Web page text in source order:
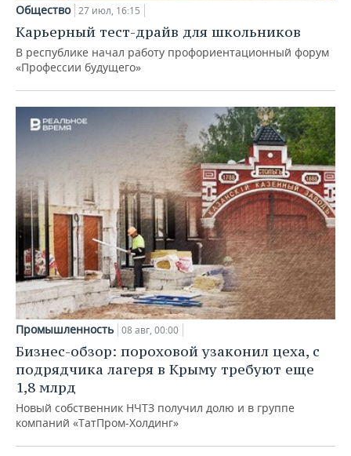
Общество 27 июл, 16:15
Карьерный тест-драйв для школьников
В республике начал работу профориентационный форум
«Профессии будущего»
Промышленность 08 авг, 00:00
Бизнес-обзор: пороховой узаконил цеха, с
подрядчика лагеря в Крыму требуют еще
1,8 млрд
Новый собственник НЧТЗ получил долю и в группе
компаний «ТатПром-Холдинг»